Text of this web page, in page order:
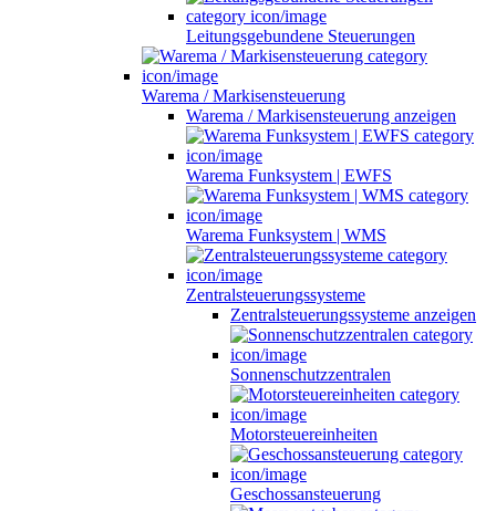
Leitungsgebundene Steuerungen
Warema / Markisensteuerung
Warema / Markisensteuerung anzeigen
Warema Funksystem | EWFS
Warema Funksystem | WMS
Zentralsteuerungssysteme
Zentralsteuerungssysteme anzeigen
Sonnenschutzzentralen
Motorsteuereinheiten
Geschossansteuerung